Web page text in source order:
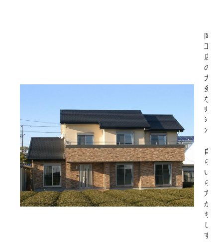
岡田
工務
店
の魅
力は
多彩
なﾊﾞ
ﾘｴｰ
ｼｮ
ﾝ。
自分
らし
い暮
らし
方を
かた
ちに
しま
す。